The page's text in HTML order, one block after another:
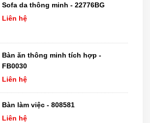
Sofa da thông minh - 22776BG
Liên hệ
Bàn ăn thông minh tích hợp -
FB0030
Liên hệ
Bàn làm việc - 808581
Liên hệ